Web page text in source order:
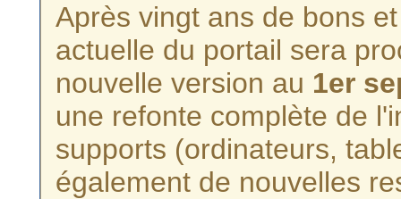
Après vingt ans de bons
actuelle du portail sera
nouvelle version au 1er
une refonte complète de
supports (ordinateurs,
également de nouvelles